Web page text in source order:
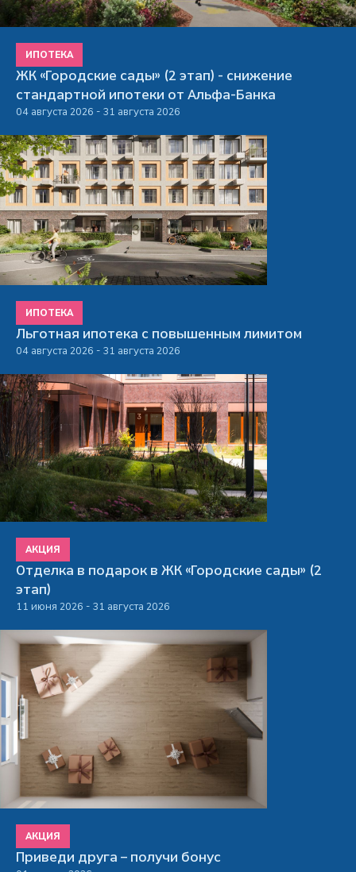
ИПОТЕКА
ЖК «Городские сады» (2 этап) - снижение
стандартной ипотеки от Альфа-Банка
04 августа 2026 - 31 августа 2026
ИПОТЕКА
Льготная ипотека с повышенным лимитом
04 августа 2026 - 31 августа 2026
АКЦИЯ
Отделка в подарок в ЖК «Городские сады» (2
этап)
11 июня 2026 - 31 августа 2026
АКЦИЯ
Приведи друга – получи бонус